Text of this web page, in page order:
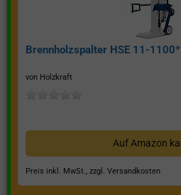
Brennholzspalter HSE 11-1100*
von Holzkraft
Auf Amazon
Preis inkl. MwSt., zzgl. Versandkosten